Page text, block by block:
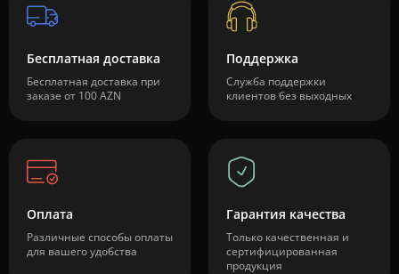
Бесплатная доставка
Бесплатная доставка при
заказе от 100 AZN
Поддержка
Служба поддержки
клиентов без выходных
Оплата
Различные способы оплаты
для вашего удобства
Гарантия качества
Только качественная и
сертифицированная
продукция